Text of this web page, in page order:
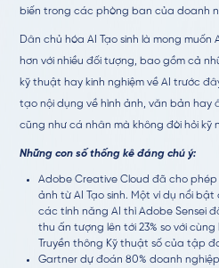
biến trong các phòng ban của doanh
Dân chủ hóa AI Tạo sinh là mong muốn
hơn với nhiều đối tượng, bao gồm cả
kỹ thuật hay kinh nghiệm về AI trước
tạo nội dụng về hình ảnh, văn bản hay
cũng như cá nhân mà không đòi hỏi kỹ
Những con số thống kê đáng chú ý:
Adobe Creative Cloud đã cho
ảnh từ AI Tạo sinh. Một ví dụ nổi
các tính năng AI thì Adobe Sensei
thu ấn tượng lên tới 23% so với
Truyền thông Kỹ thuật số của tập
Gartner dự đoán 80% doanh